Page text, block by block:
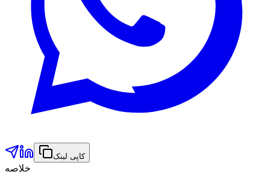
کاپی لینک
خلاصه